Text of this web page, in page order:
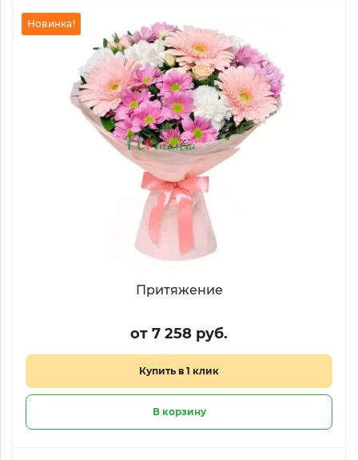
Притяжение
от 7 258 руб.
Купить в 1 клик
В корзину
Новинка!